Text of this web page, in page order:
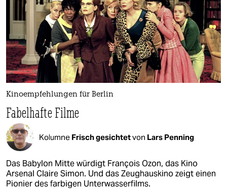
Kinoempfehlungen für Berlin
Fabelhafte Filme
Kolumne Frisch gesichtetvon Lars Penning
Das Babylon Mitte würdigt François Ozon, das Kino
Arsenal Claire Simon. Und das Zeughauskino zeigt einen
Pionier des farbigen Unterwasserfilms.